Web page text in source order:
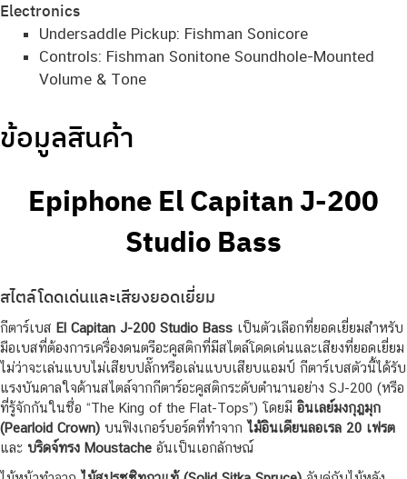
Electronics
Undersaddle Pickup: Fishman Sonicore
Controls: Fishman Sonitone Soundhole-Mounted
Volume & Tone
ข้อมูลสินค้า
Epiphone El Capitan J-200
Studio Bass
สไตล์โดดเด่นและเสียงยอดเยี่ยม
กีตาร์เบส El Capitan J-200 Studio Bass เป็นตัวเลือกที่ยอดเยี่ยมสำหรับ
มือเบสที่ต้องการเครื่องดนตรีอะคูสติกที่มีสไตล์โดดเด่นและเสียงที่ยอดเยี่ยม
ไม่ว่าจะเล่นแบบไม่เสียบปลั๊กหรือเล่นแบบเสียบแอมป์ กีตาร์เบสตัวนี้ได้รับ
แรงบันดาลใจด้านสไตล์จากกีตาร์อะคูสติกระดับตำนานอย่าง SJ-200 (หรือ
ที่รู้จักกันในชื่อ “The King of the Flat-Tops”) โดยมี อินเลย์มงกุฎมุก
(Pearloid Crown) บนฟิงเกอร์บอร์ดที่ทำจาก ไม้อินเดียนลอเรล 20 เฟรต
และ บริดจ์ทรง Moustache อันเป็นเอกลักษณ์